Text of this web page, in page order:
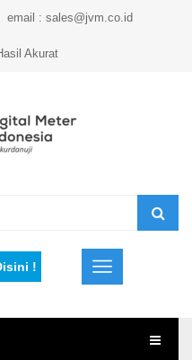
email : sales@jvm.co.id
Akurat
!